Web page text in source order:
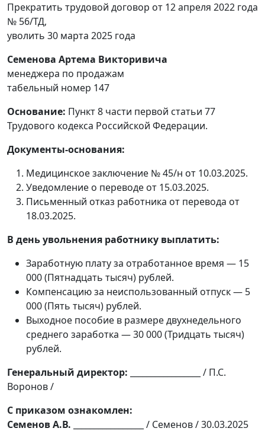
Прекратить трудовой договор от 12 апреля 2022 года
№ 56/ТД,
уволить 30 марта 2025 года
Семенова Артема Викторивича
менеджера по продажам
табельный номер 147
Основание: Пункт 8 части первой статьи 77
Трудового кодекса Российской Федерации.
Документы-основания:
Медицинское заключение № 45/н от 10.03.2025.
Уведомление о переводе от 15.03.2025.
Письменный отказ работника от перевода от
18.03.2025.
В день увольнения работнику выплатить:
Заработную плату за отработанное время — 15
000 (Пятнадцать тысяч) рублей.
Компенсацию за неиспользованный отпуск — 5
000 (Пять тысяч) рублей.
Выходное пособие в размере двухнедельного
среднего заработка — 30 000 (Тридцать тысяч)
рублей.
Генеральный директор: _________________ / П.С.
Воронов /
С приказом ознакомлен:
Семенов А.В. _________________ / Семенов / 30.03.2025